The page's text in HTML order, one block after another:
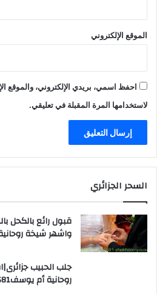
الموقع الإلكتروني
احفظ اسمي، بريدي الإلكتروني، والموقع
لاستخدامها المرة المقبلة في تعليقي.
السحر الجزائري
قبول رائع بالكحل
واشهر شيخة روحانية أم
جلب الحبيب
روحانية أم يوسف0096171137681